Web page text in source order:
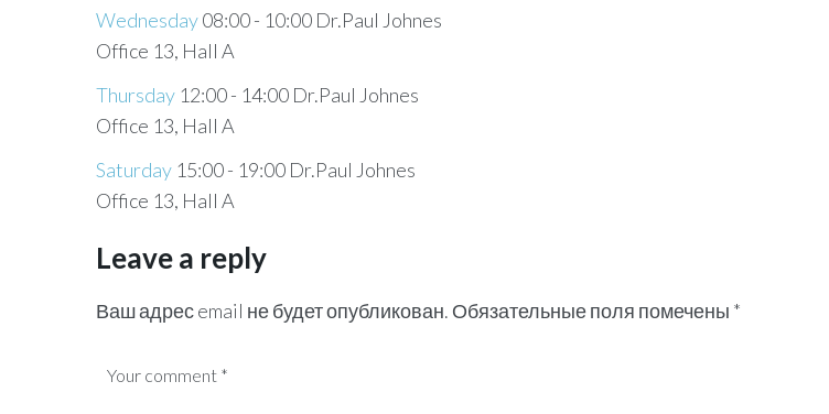
Wednesday08:00- 10:00 Dr.Paul Johnes
Office 13, Hall A
Thursday 12:00- 14:00 Dr.Paul Johnes
Office 13, Hall A
Saturday 15:00- 19:00 Dr.Paul Johnes
Office 13, Hall A
Leave a reply
Ваш адрес email не будет опубликован. Обязательные поля помечены *